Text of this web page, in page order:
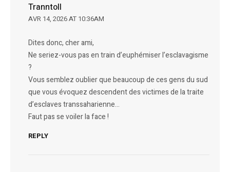
Tranntoll
AVR 14, 2026 AT 10:36AM
Dites donc, cher ami,
Ne seriez-vous pas en train d’euphémiser l’esclavagisme
?
Vous semblez oublier que beaucoup de ces gens du sud
que vous évoquez descendent des victimes de la traite
d’esclaves transsaharienne…
Faut pas se voiler la face !
REPLY